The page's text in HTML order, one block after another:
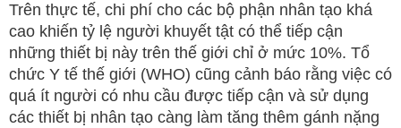
Trên thực tế, chi phí cho các bộ phận nhân tạo khá
cao khiến tỷ lệ người khuyết tật có thể tiếp cận
những thiết bị này trên thế giới chỉ ở mức 10%. Tổ
chức Y tế thế giới (WHO) cũng cảnh báo rằng việc có
quá ít người có nhu cầu được tiếp cận và sử dụng
các thiết bị nhân tạo càng làm tăng thêm gánh nặng